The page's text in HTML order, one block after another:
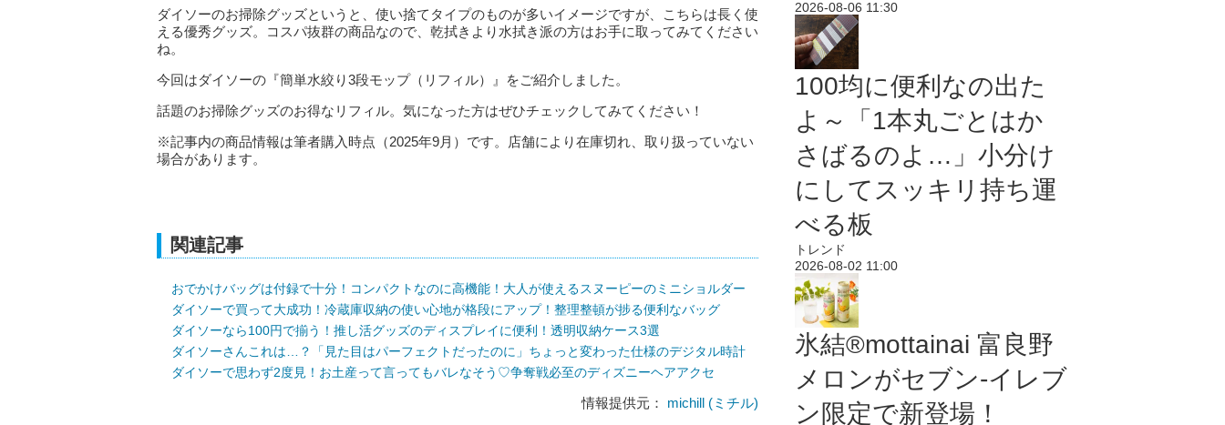
ダイソーのお掃除グッズというと、使い捨てタイプのものが多いイメージですが、こちらは長く使
える優秀グッズ。コスパ抜群の商品なので、乾拭きより水拭き派の方はお手に取ってみてください
ね。
今回はダイソーの『簡単水絞り3段モップ（リフィル）』をご紹介しました。
話題のお掃除グッズのお得なリフィル。気になった方はぜひチェックしてみてください！
※記事内の商品情報は筆者購入時点（2025年9月）です。店舗により在庫切れ、取り扱っていない
場合があります。
関連記事
おでかけバッグは付録で十分！コンパクトなのに高機能！大人が使えるスヌーピーのミニショルダー
ダイソーで買って大成功！冷蔵庫収納の使い心地が格段にアップ！整理整頓が捗る便利なバッグ
ダイソーなら100円で揃う！推し活グッズのディスプレイに便利！透明収納ケース3選
ダイソーさんこれは…？「見た目はパーフェクトだったのに」ちょっと変わった仕様のデジタル時計
ダイソーで思わず2度見！お土産って言ってもバレなそう♡争奪戦必至のディズニーヘアアクセ
情報提供元： michill (ミチル)
2026-08-06 11:30
100均に便利なの出た
よ～「1本丸ごとはか
さばるのよ…」小分け
にしてスッキリ持ち運
べる板
トレンド
2026-08-02 11:00
氷結®mottainai 富良野
メロンがセブン‐イレブ
ン限定で新登場！